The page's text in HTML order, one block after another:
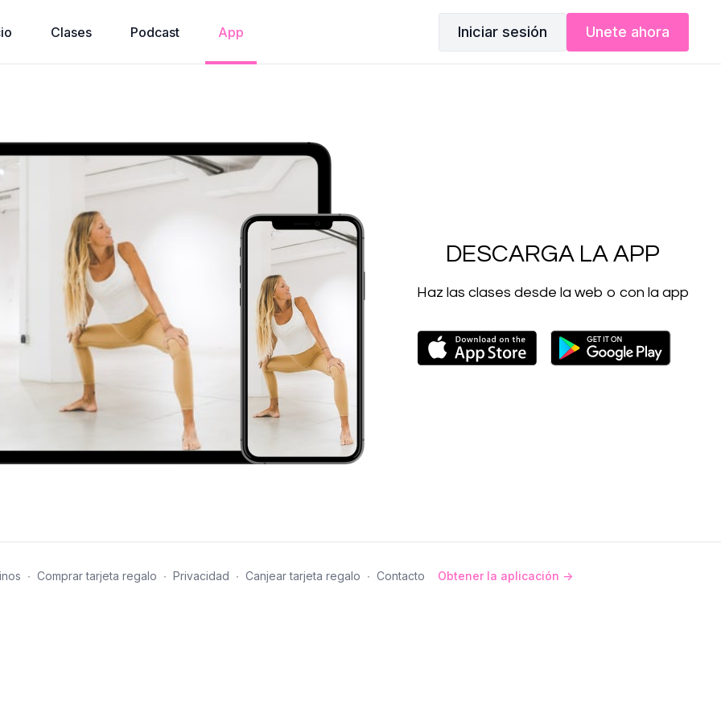
Clases Podcast App Iniciar sesión Unete ahora
DESCARGA LA APP
Haz las clases desde la web o con la app
∙ Comprar tarjeta regalo ∙ Privacidad ∙ Canjear tarjeta regalo ∙ Contacto Obtener la aplicación ->